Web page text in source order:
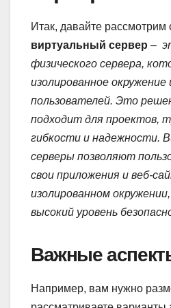
Итак, давайте рассмотрим
виртуальный сервер –
физического сервера,
изолированное окружение
пользователей. Это
подходит для проектов,
гибкости и надежности.
серверы позволяют
свои приложения и веб-
изолированном
высокий уровень
Важные
Например, вам нужно